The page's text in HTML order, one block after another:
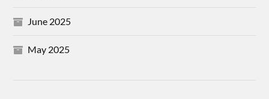
June 2025
May 2025